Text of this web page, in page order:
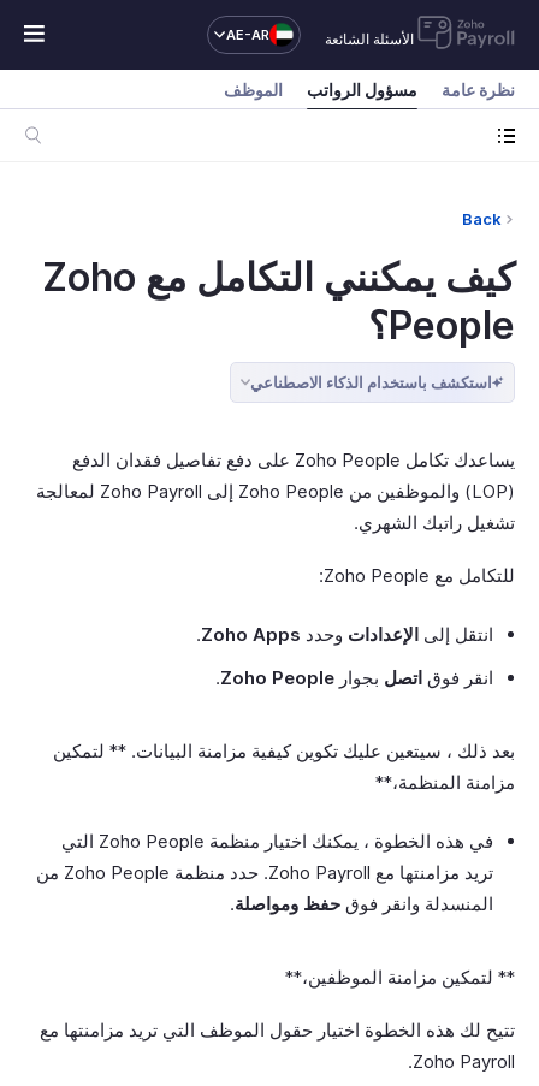
الأسئلة الشائعة AE-AR
نظرة عامة مسؤول الرواتب الموظف
Back
كيف يمكنني التكامل مع Zoho
People؟
استكشف باستخدام الذكاء الاصطناعي
يساعدك تكامل Zoho People على دفع تفاصيل فقدان الدفع
(LOP) والموظفين من Zoho People إلى Zoho Payroll لمعالجة
تشغيل راتبك الشهري.
للتكامل مع Zoho People:
انتقل إلى الإعدادات وحدد Zoho Apps
.
انقر فوق اتصل بجوار Zoho People
.
بعد ذلك ، سيتعين عليك تكوين كيفية مزامنة البيانات. ** لتمكين
مزامنة المنظمة،**
في هذه الخطوة ، يمكنك اختيار منظمة Zoho People التي
تريد مزامنتها مع Zoho Payroll. حدد منظمة Zoho People من
المنسدلة وانقر فوق حفظ ومواصلة.
** لتمكين مزامنة الموظفين،**
تتيح لك هذه الخطوة اختيار حقول الموظف التي تريد مزامنتها مع
Zoho Payroll.